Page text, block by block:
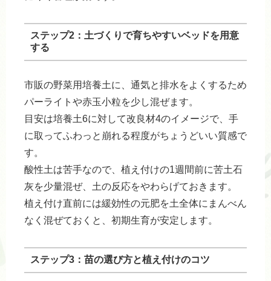
ステップ2：土づくりで育ちやすいベッドを用意
する
市販の野菜用培養土に、通気と排水をよくするため
パーライトや赤玉小粒を少し混ぜます。
目安は培養土6に対して改良材4のイメージで、手
に取ってふわっと崩れる程度がちょうどいい質感で
す。
酸性土は苦手なので、植え付けの1週間前に苦土石
灰を少量混ぜ、土の反応をやわらげておきます。
植え付け直前には緩効性の元肥を土全体にまんべん
なく混ぜておくと、初期生育が安定します。
ステップ3：苗の選び方と植え付けのコツ